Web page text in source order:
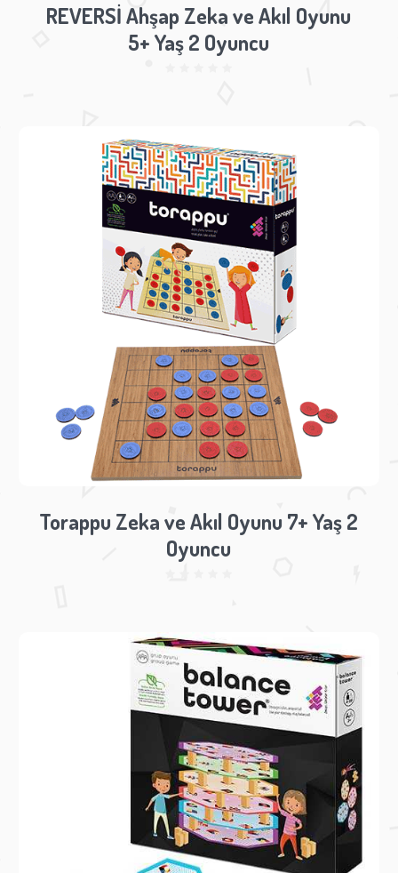
REVERSİ Ahşap Zeka ve Akıl Oyunu
5+ Yaş 2 Oyuncu
Torappu Zeka ve Akıl Oyunu 7+ Yaş 2
Oyuncu